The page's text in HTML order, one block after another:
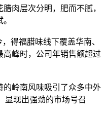
肉层次分明，肥而不腻，
得福腊味线下覆盖华南、
峰时，公司年销售额超过
岭南风味吸引了众多中外
显现出强劲的市场号召